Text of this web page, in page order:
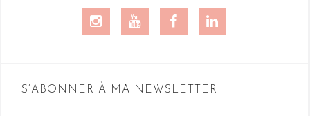
InstagramYoutube Facebook
S’ABONNER À MA NEWSLETTER